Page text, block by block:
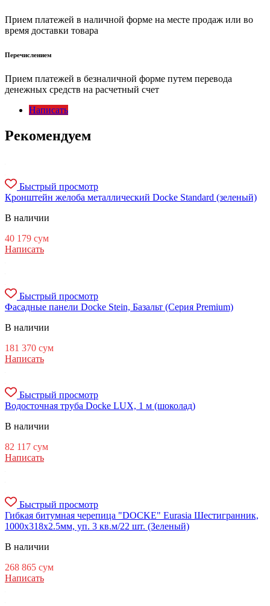
Прием платежей в наличной форме на месте продаж или во
время доставки товара
Перечислением
Прием платежей в безналичной форме путем перевода
денежных средств на расчетный счет
Написать
Рекомендуем
Быстрый просмотр
Кронштейн желоба металлический Docke Standard (зеленый)
В наличии
40 179 сум
Написать
Быстрый просмотр
Фасадные панели Docke Stein, Базальт (Серия Premium)
В наличии
181 370 сум
Написать
Быстрый просмотр
Водосточная труба Docke LUX, 1 м (шоколад)
В наличии
82 117 сум
Написать
Быстрый просмотр
Гибкая битумная черепица "DOCKE" Eurasia Шестигранник,
1000х318х2.5мм, уп. 3 кв.м/22 шт. (Зеленый)
В наличии
268 865 сум
Написать